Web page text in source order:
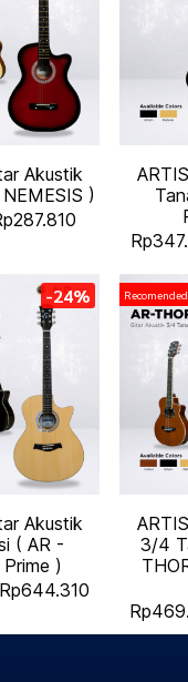
Akustik
)
-24%
Akustik
( AR -
)
Rp644.310
Recomended
3/4